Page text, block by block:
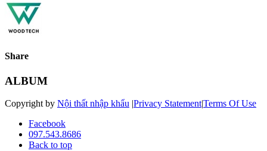
Share
ALBUM
Copyright by Nội thất nhập khẩu |Privacy Statement|Terms Of Use
Facebook
097.543.8686
Back to top